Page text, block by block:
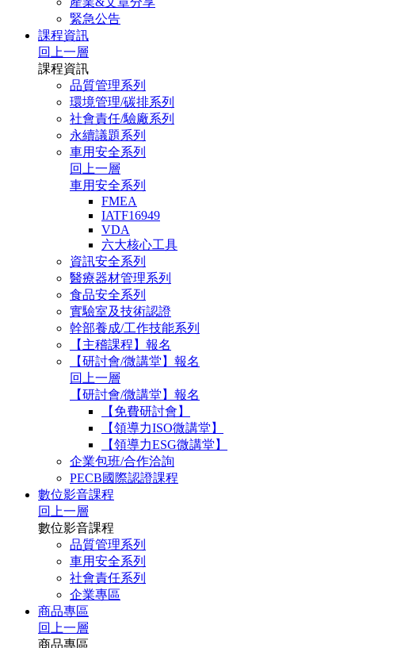
緊急公告
課程資訊
回上一層
課程資訊
品質管理系列
環境管理/碳排系列
社會責任/驗廠系列
永續議題系列
車用安全系列
回上一層
車用安全系列
FMEA
IATF16949
VDA
六大核心工具
資訊安全系列
醫療器材管理系列
食品安全系列
實驗室及技術認證
幹部養成/工作技能系列
【主稽課程】報名
【研討會/微講堂】報名
回上一層
【研討會/微講堂】報名
【免費研討會】
【領導力ISO微講堂】
【領導力ESG微講堂】
企業包班/合作洽詢
PECB國際認證課程
數位影音課程
回上一層
數位影音課程
品質管理系列
車用安全系列
社會責任系列
企業專區
商品專區
回上一層
商品專區